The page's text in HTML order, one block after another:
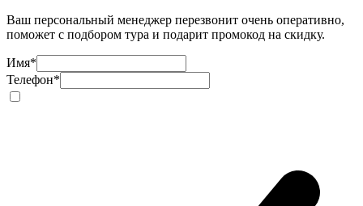
Ваш персональный менеджер перезвонит очень оперативно,
поможет с подбором тура и подарит промокод на скидку.
Имя*
Телефон*